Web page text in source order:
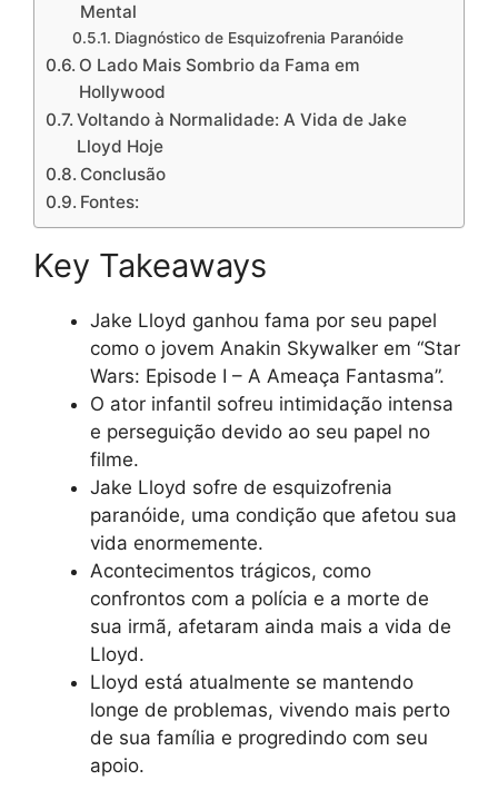
Mental
Diagnóstico de Esquizofrenia Paranóide
O Lado Mais Sombrio da Fama em
Hollywood
Voltando à Normalidade: A Vida de Jake
Lloyd Hoje
Conclusão
Fontes:
Key Takeaways
Jake Lloyd ganhou fama por seu papel
como o jovem Anakin Skywalker em “Star
Wars: Episode I – A Ameaça Fantasma”.
O ator infantil sofreu intimidação intensa
e perseguição devido ao seu papel no
filme.
Jake Lloyd sofre de esquizofrenia
paranóide, uma condição que afetou sua
vida enormemente.
Acontecimentos trágicos, como
confrontos com a polícia e a morte de
sua irmã, afetaram ainda mais a vida de
Lloyd.
Lloyd está atualmente se mantendo
longe de problemas, vivendo mais perto
de sua família e progredindo com seu
apoio.